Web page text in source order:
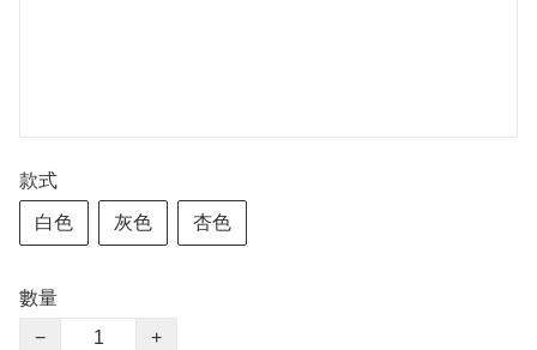
款式
白色 灰色 杏色
數量
−
+